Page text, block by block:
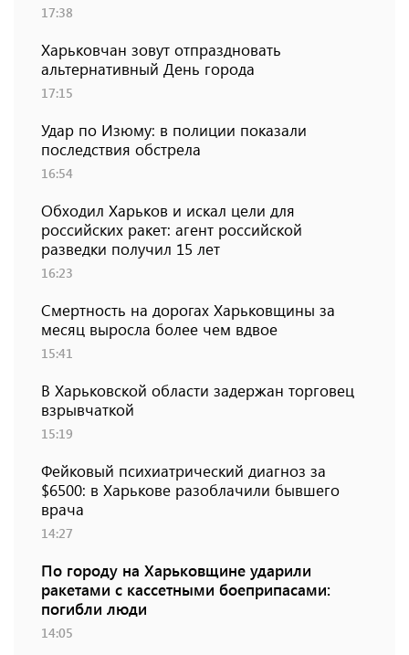
17:38
Харьковчан зовут отпраздновать
альтернативный День города
17:15
Удар по Изюму: в полиции показали
последствия обстрела
16:54
Обходил Харьков и искал цели для
российских ракет: агент российской
разведки получил 15 лет
16:23
Смертность на дорогах Харьковщины за
месяц выросла более чем вдвое
15:41
В Харьковской области задержан торговец
взрывчаткой
15:19
Фейковый психиатрический диагноз за
$6500: в Харькове разоблачили бывшего
врача
14:27
По городу на Харьковщине ударили
ракетами с кассетными боеприпасами:
погибли люди
14:05